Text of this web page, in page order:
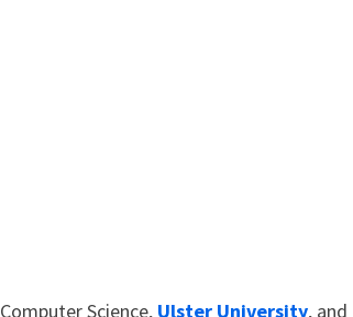
Science, Ulster University, and